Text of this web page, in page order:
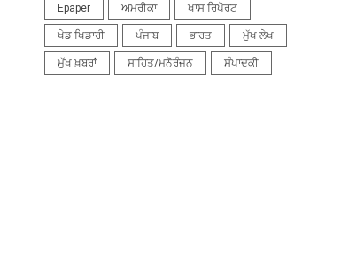
Epaper ਅਮਰੀਕਾ ਖਾਸ ਰਿਪੋਰਟ
ਖੇਡ ਖਿਡਾਰੀ ਪੰਜਾਬ ਭਾਰਤ ਮੁੱਖ ਲੇਖ
ਮੁੱਖ ਖ਼ਬਰਾਂ ਸਾਹਿਤ/ਮਨੋਰੰਜਨ ਸੰਪਾਦਕੀ